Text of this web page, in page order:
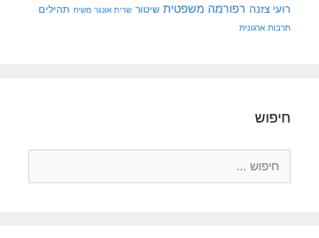
רועי צזנה רפורמה משפטית שיטור שרית אונגר משיח תהילים
תרבות ארגונית
חיפוש